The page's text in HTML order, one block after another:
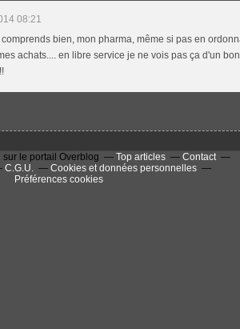
08:21
bien, mon pharma, même si pas en
achats.... en libre service je ne vois pas ça d'un
sur le portail Overblog Top articles
Contact
C.G.U.
Cookies et données personnelles
Préférences cookies